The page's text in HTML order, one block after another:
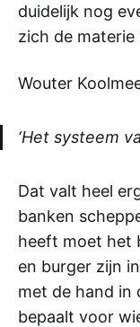
duidelijk nog
zich de
Wouter
‘Het systeem
Dat valt heel
banken
heeft moet het
en burger zijn
met de hand in
bepaalt voor